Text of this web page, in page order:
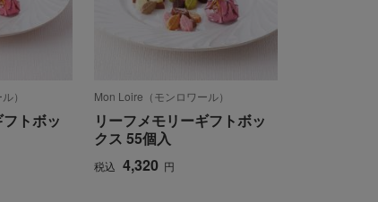
）
トボッ
Mon Loire（モンロワール）
リーフメモリーギフトボッ
クス 55個入
税込 4,320 円